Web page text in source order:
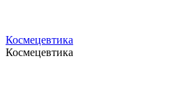
Космецевтика
Космецевтика